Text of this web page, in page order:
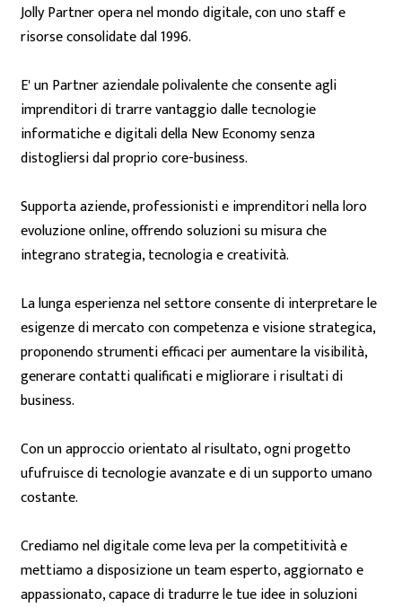
Jolly Partner opera nel mondo digitale, con uno staff e
risorse consolidate dal 1996.
E' un Partner aziendale polivalente che consente agli
imprenditori di trarre vantaggio dalle tecnologie
informatiche e digitali della New Economy senza
distogliersi dal proprio core-business.
Supporta aziende, professionisti e imprenditori nella loro
evoluzione online, offrendo soluzioni su misura che
integrano strategia, tecnologia e creatività.
La lunga esperienza nel settore consente di interpretare le
esigenze di mercato con competenza e visione strategica,
proponendo strumenti efficaci per aumentare la visibilità,
generare contatti qualificati e migliorare i risultati di
business.
Con un approccio orientato al risultato, ogni progetto
ufufruisce di tecnologie avanzate e di un supporto umano
costante.
Crediamo nel digitale come leva per la competitività e
mettiamo a disposizione un team esperto, aggiornato e
appassionato, capace di tradurre le tue idee in soluzioni